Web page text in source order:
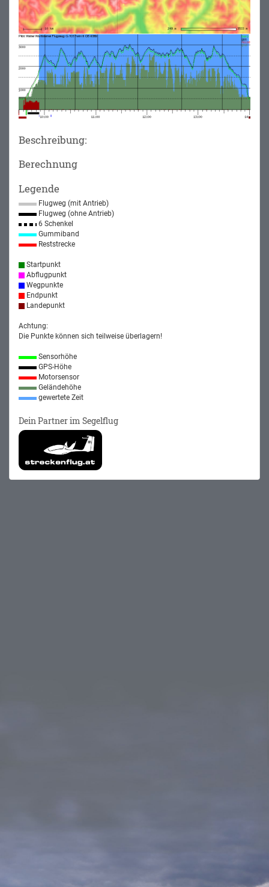
Beschreibung:
Berechnung
Legende
Flugweg (mit Antrieb)
Flugweg (ohne Antrieb)
6 Schenkel
Gummiband
Reststrecke
Startpunkt
Abflugpunkt
Wegpunkte
Endpunkt
Landepunkt
Achtung:
Die Punkte können sich teilweise überlagern!
Sensorhöhe
GPS-Höhe
Motorsensor
Geländehöhe
gewertete Zeit
Dein Partner im Segelflug